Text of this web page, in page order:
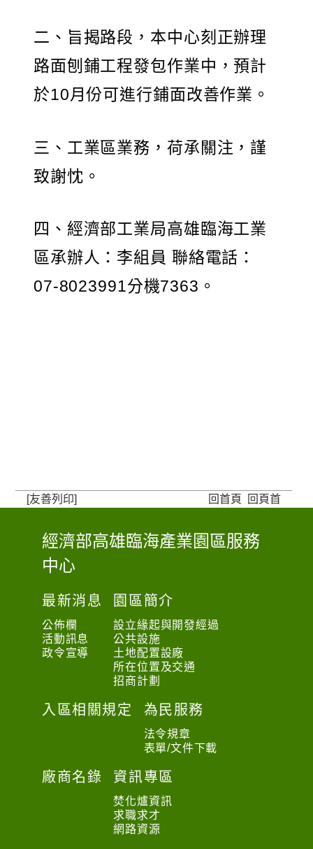
二、旨揭路段，本中心刻正辦理
路面刨鋪工程發包作業中，預計
於10月份可進行鋪面改善作業。
三、工業區業務，荷承關注，謹
致謝忱。
四、經濟部工業局高雄臨海工業
區承辦人：李組員 聯絡電話：
07-8023991分機7363。
[友善列印] 回首頁 回頁首
:
:
經濟部高雄臨海產業園區服務
中心
最新消息
公佈欄
活動訊息
政令宣導
園區簡介
設立緣起與開發經過
公共設施
土地配置設廠
所在位置及交通
招商計劃
入區相關規定 為民服務
法令規章
表單/文件下載
廠商名錄 資訊專區
焚化爐資訊
求職求才
網路資源